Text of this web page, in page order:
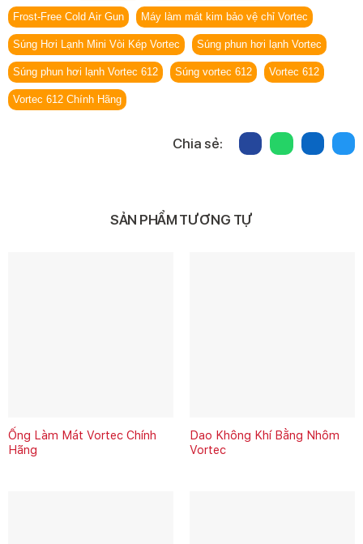
Frost-Free Cold Air Gun Máy làm mát kim bảo vệ chỉ Vortec
Súng Hơi Lạnh Mini Vòi Kép Vortec Súng phun hơi lạnh Vortec
Súng phun hơi lạnh Vortec 612 Súng vortec 612 Vortec 612
Vortec 612 Chính Hãng
Chia sẻ:
SẢN PHẨM TƯƠNG TỰ
Ống Làm Mát Vortec Chính
Hãng
Dao Không Khí Bằng Nhôm
Vortec